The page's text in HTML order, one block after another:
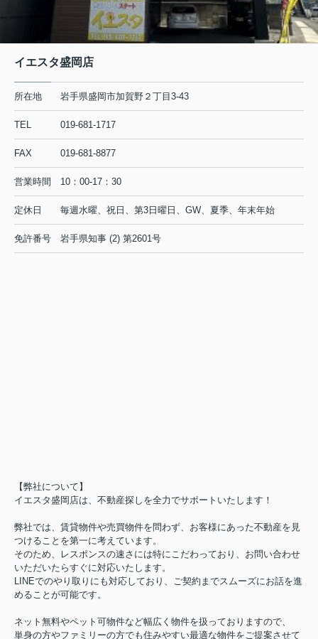
イエスタ盛岡店
所在地 岩手県盛岡市加賀野２丁目3-43
TEL 019-681-1717
FAX 019-681-8877
営業時間 10：00-17：30
定休日 毎週水曜、祝日、第3日曜日、GW、夏季、年末年始
免許番号 岩手県知事 (2) 第2601号
【弊社について】
イエスタ盛岡店は、不動産探しを全力でサポートいたします！
弊社では、賃貸物件や売買物件を問わず、お客様にあった不動産を見
つけることを第一に考えています。
そのため、レスポンスの速さには特にこだわっており、お問い合わせ
いただいたらすぐに対応いたします。
LINEでのやり取りにも対応しており、ご契約までスムーズにお話を進
めることが可能です。
ネット無料やペット可物件など幅広く物件を扱っておりますので、
単身の方やファミリーの方でも住みやすい最適な物件をご提案させて